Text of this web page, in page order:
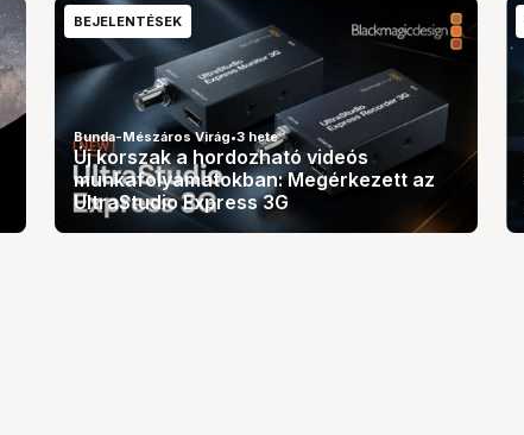
BEJELENTÉSEK
Új korszak a hordozható videós
munkafolyamatokban: Megérkezett az
UltraStudio Express 3G
Bunda-Mészáros Virág•3 hete